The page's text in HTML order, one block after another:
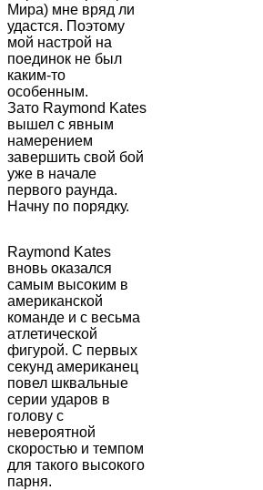
Мира) мне вряд ли
удастся. Поэтому
мой настрой на
поединок не был
каким-то
особенным.
Зато Raymond Kates
вышел с явным
намерением
завершить свой бой
уже в начале
первого раунда.
Начну по порядку.
Raymond Kates
вновь оказался
самым высоким в
американской
команде и с весьма
атлетической
фигурой. С первых
секунд американец
повел шквальные
серии ударов в
голову с
невероятной
скоростью и темпом
для такого высокого
парня.